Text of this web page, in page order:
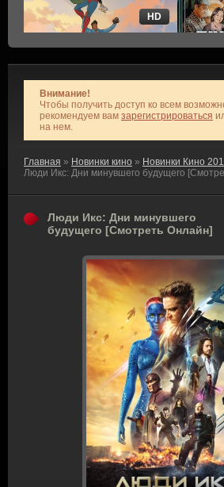
HD
Внимание!
Чтобы получить доступ ко всем
рекомендуем вам зарегистрироваться
на нем.
Главная » Новинки кино » Новинки Кино
Люди Икс: Дни минувшего будущего
Люди Икс: Дни минувшего
будущего [Смотреть Онлайн]